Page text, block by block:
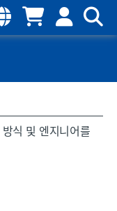
식 및 엔지니어를